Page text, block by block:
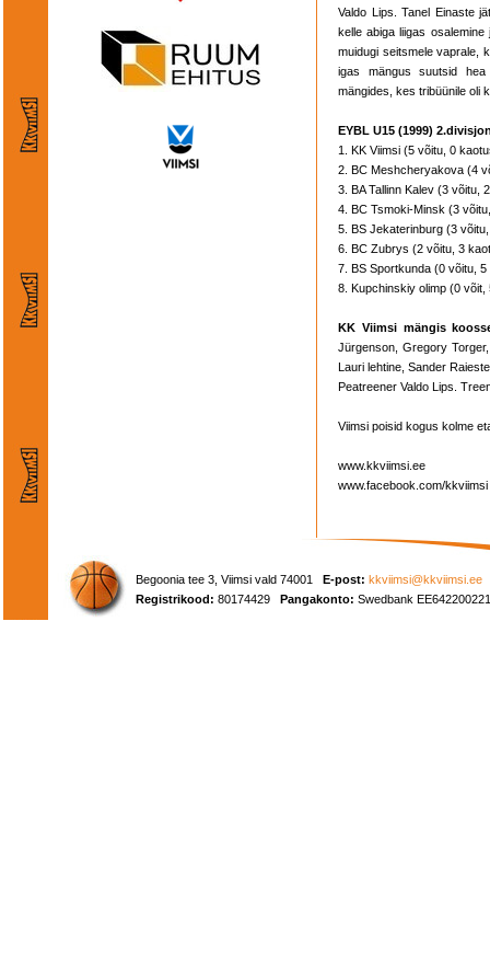
Valdo Lips. Tanel Einaste
kelle abiga liigas
muidugi seitsmele vaprale,
igas mängus suutsid
mängides, kes tribüünile oli
EYBL U15 (1999)
1. KK Viimsi (5 võitu, 0
2. BC Meshcheryakova (4
3. BA Tallinn Kalev (3 võitu,
4. BC Tsmoki-Minsk (3
5. BS Jekaterinburg (3
6. BC Zubrys (2 võitu, 3
7. BS Sportkunda (0 võitu,
8. Kupchinskiy olimp (0 võit,
KK Viimsi mängis
Jürgenson, Gregory
Lauri lehtine, Sander
Peatreener Valdo Lips.
Viimsi poisid kogus kolme
www.kkviimsi.ee
www.facebook.com/kkviimsi
Begoonia tee 3, Viimsi vald 74001 E-post: kkviimsi@kkviimsi.ee
Registrikood: 80174429 Pangakonto: Swedbank